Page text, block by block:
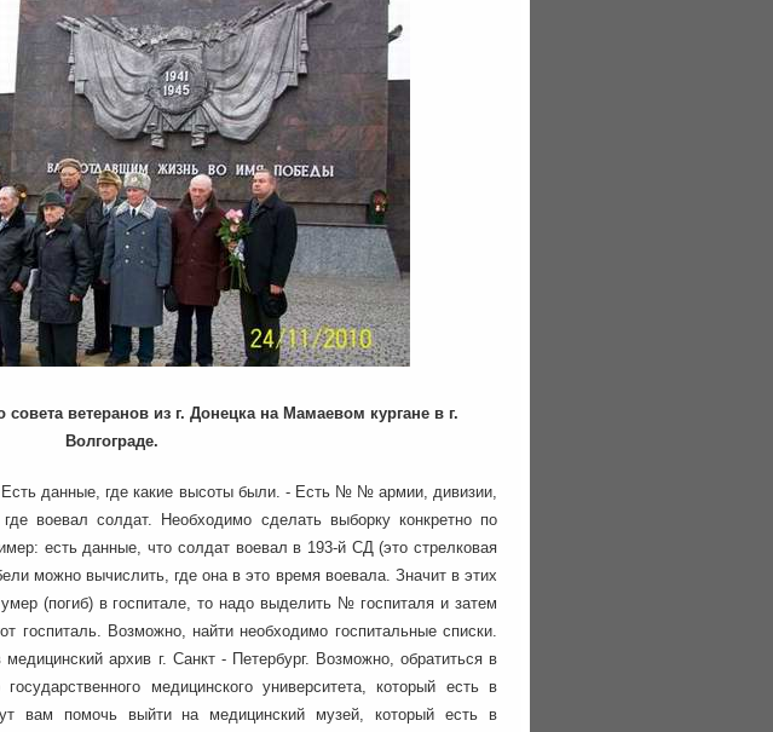
совета ветеранов из г. Донецка на Мамаевом кургане в г.
Волгограде.
Есть данные, где какие высоты были. - Есть № № армии, дивизии,
воевал солдат. Необходимо сделать выборку конкретно по
есть данные, что солдат воевал в 193-й СД (это стрелковая
можно вычислить, где она в это время воевала. Значит в этих
(погиб) в госпитале, то надо выделить № госпиталя и затем
госпиталь. Возможно, найти необходимо госпитальные списки.
архив г. Санкт - Петербург. Возможно, обратиться в
медицинского университета, который есть в
вам помочь выйти на медицинский музей, который есть в